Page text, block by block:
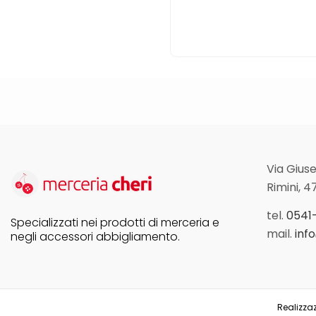
Specializzati nei prodotti di merceria e
negli accessori abbigliamento.
Via
Rimini,
tel.
mail.